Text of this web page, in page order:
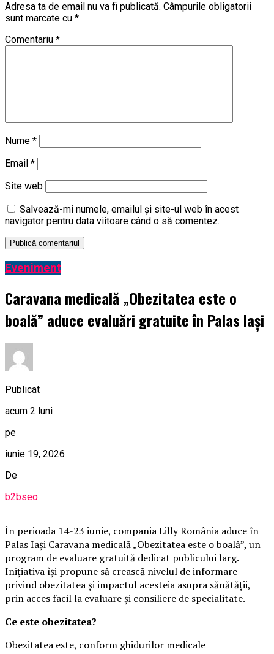
Adresa ta de email nu va fi publicată. Câmpurile obligatorii
sunt marcate cu *
Comentariu *
Nume *
Email *
Site web
Salvează-mi numele, emailul și site-ul web în acest
navigator pentru data viitoare când o să comentez.
Eveniment
Caravana medicală „Obezitatea este o
boală” aduce evaluări gratuite în Palas Iași
Publicat
acum 2 luni
pe
iunie 19, 2026
De
b2bseo
În perioada 14-23 iunie, compania Lilly România aduce în
Palas Iași Caravana medicală „Obezitatea este o boală”, un
program de evaluare gratuită dedicat publicului larg.
Inițiativa își propune să crească nivelul de informare
privind obezitatea și impactul acesteia asupra sănătății,
prin acces facil la evaluare și consiliere de specialitate.
Ce este obezitatea?
Obezitatea este, conform ghidurilor medicale